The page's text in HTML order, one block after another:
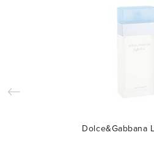
Dolce&Gabbana